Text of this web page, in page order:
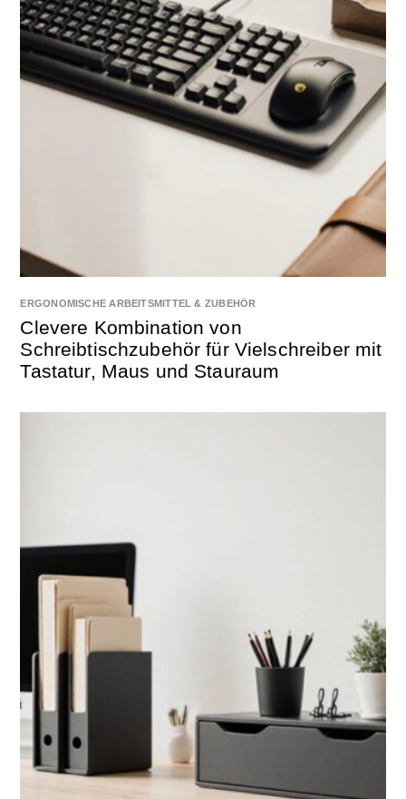
ERGONOMISCHE ARBEITSMITTEL & ZUBEHÖR
Clevere Kombination von
Schreibtischzubehör für Vielschreiber mit
Tastatur, Maus und Stauraum